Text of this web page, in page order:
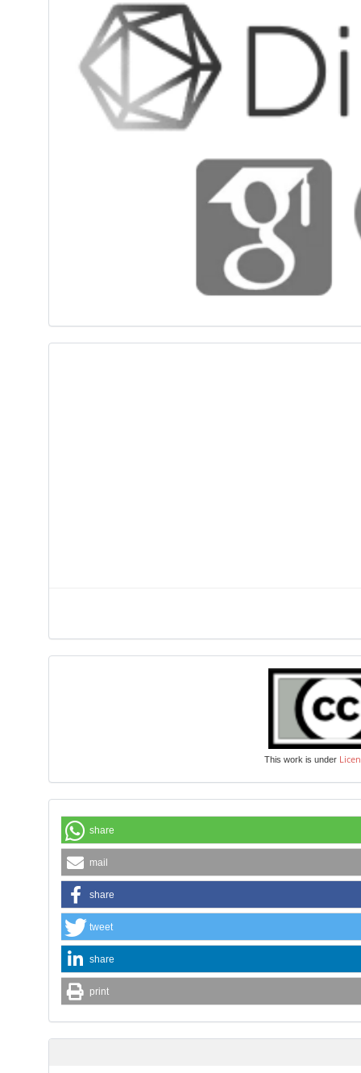
This work is under
share
mail
share
tweet
share
print